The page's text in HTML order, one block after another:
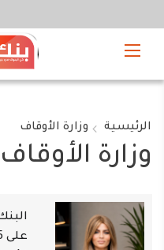
الرئيسية وزارة الأوقاف
وزارة الأوقاف